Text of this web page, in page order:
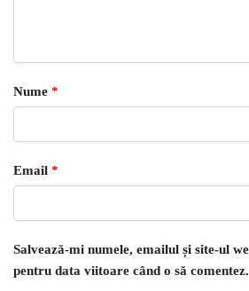
Nume *
Email *
Salvează-mi numele, emailul și site-ul
pentru data viitoare când o să comentez.